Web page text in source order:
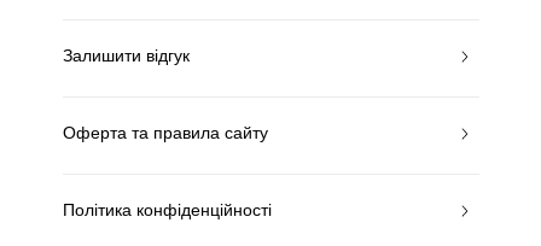
Залишити відгук
Оферта та правила сайту
Політика конфіденційності